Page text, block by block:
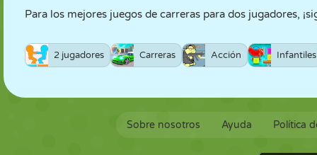
Para los mejores juegos de carreras para dos jugadores,
2 jugadores Carreras Acción Infantiles
Sobre nosotros Ayuda Política